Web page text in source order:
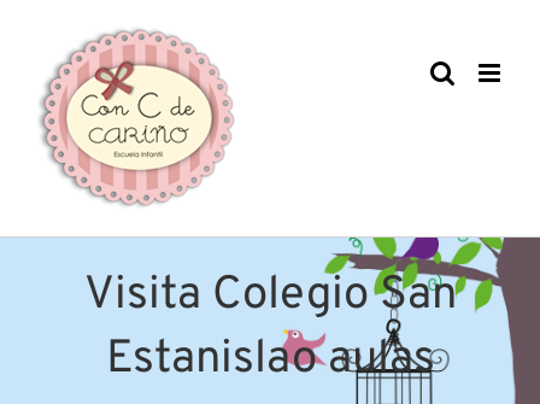
contenido
Visita Colegio San
Estanislao aulas